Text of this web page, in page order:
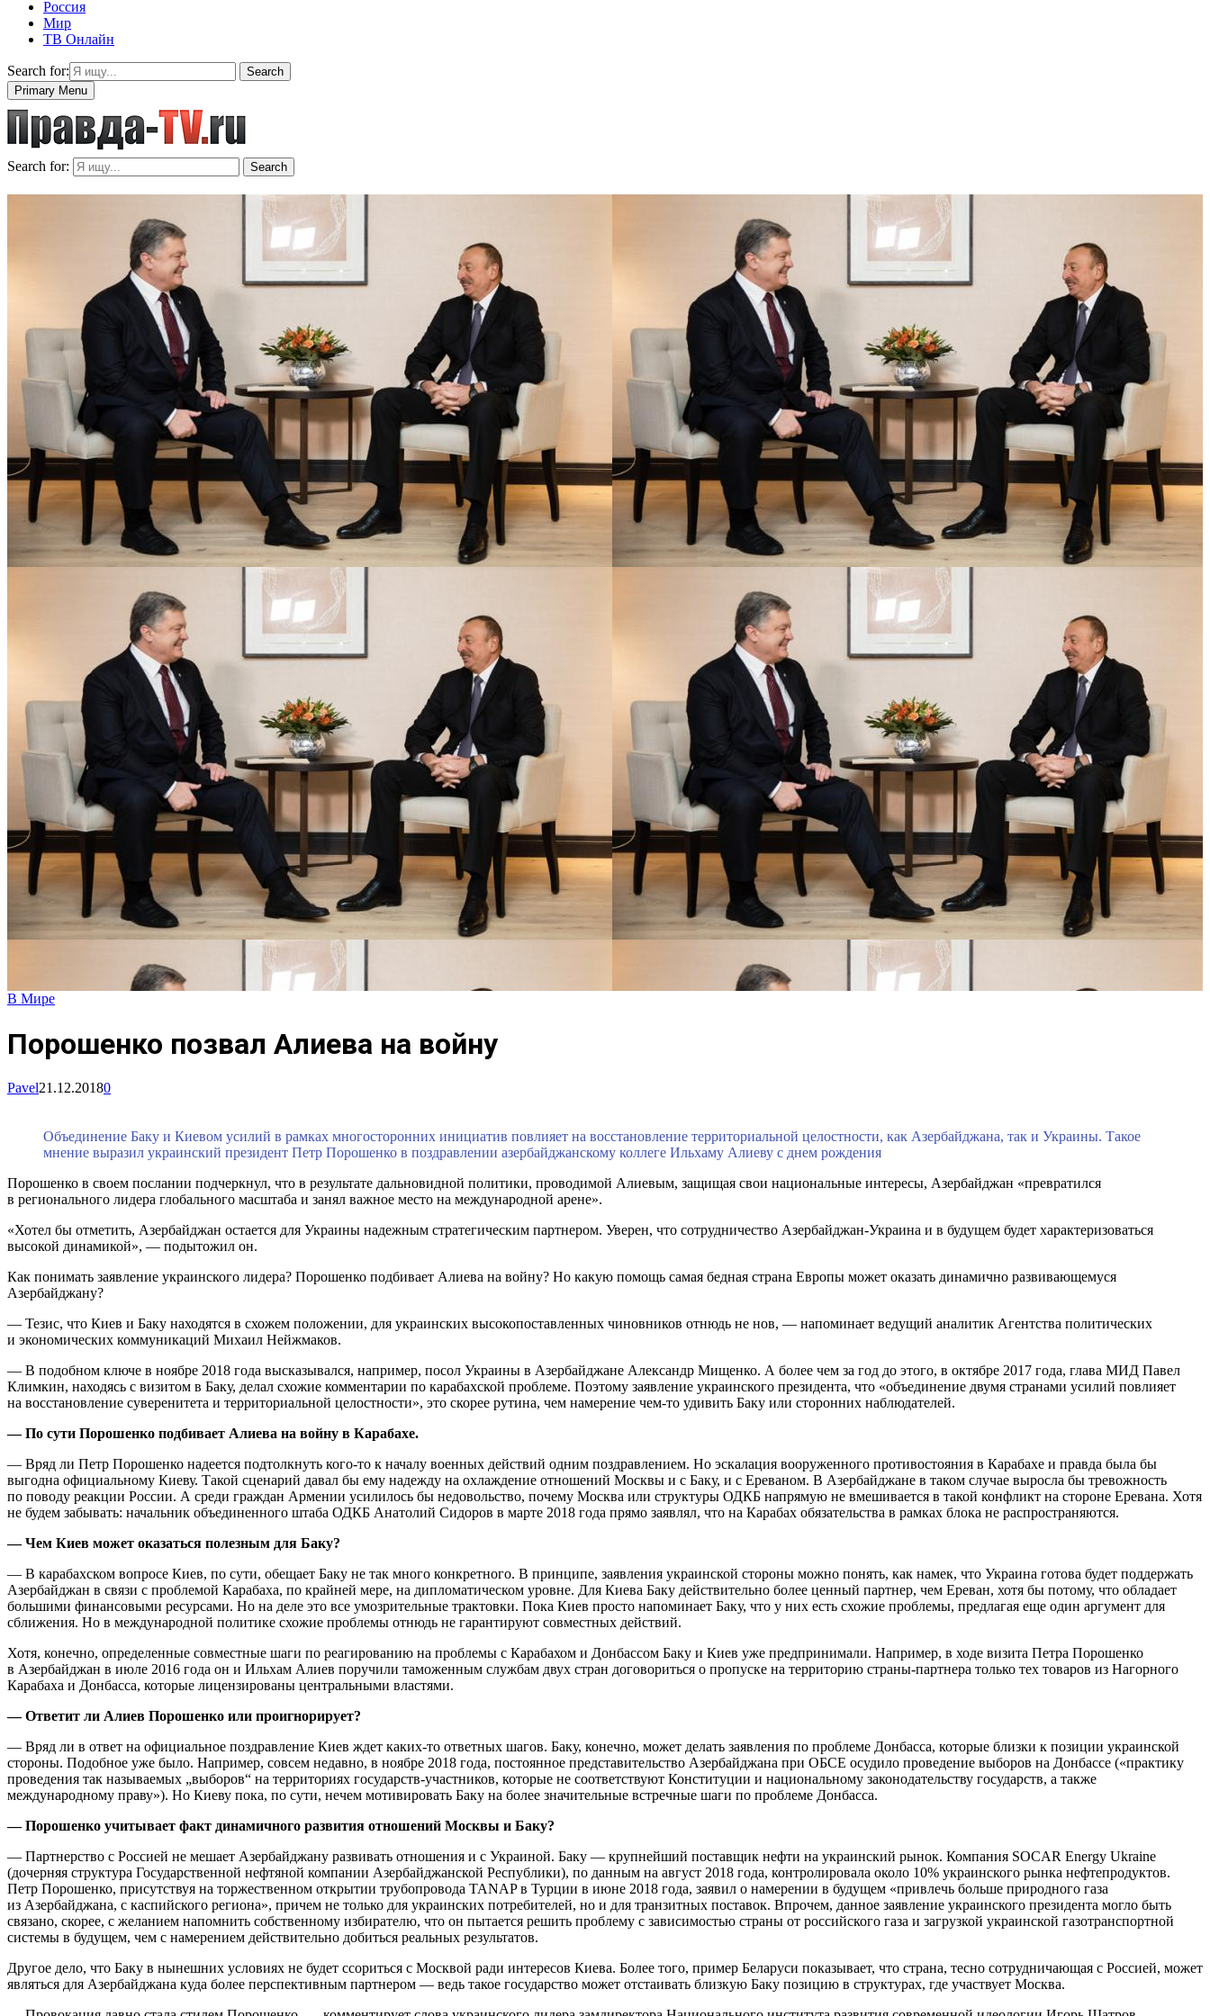
Россия
Мир
ТВ Онлайн
Search for:
Search
Primary Menu
Search for: Search
В Мире
Порошенко позвал Алиева на войну
Pavel21.12.20180
Объединение Баку и Киевом усилий в рамках многосторонних инициатив повлияет на восстановление территориальной целостности, как Азербайджана, так и Украины. Такое
мнение выразил украинский президент Петр Порошенко в поздравлении азербайджанскому коллеге Ильхаму Алиеву с днем рождения
Порошенко в своем послании подчеркнул, что в результате дальновидной политики, проводимой Алиевым, защищая свои национальные интересы, Азербайджан «превратился
в регионального лидера глобального масштаба и занял важное место на международной арене».
«Хотел бы отметить, Азербайджан остается для Украины надежным стратегическим партнером. Уверен, что сотрудничество Азербайджан-Украина и в будущем будет характеризоваться
высокой динамикой», — подытожил он.
Как понимать заявление украинского лидера? Порошенко подбивает Алиева на войну? Но какую помощь самая бедная страна Европы может оказать динамично развивающемуся
Азербайджану?
— Тезис, что Киев и Баку находятся в схожем положении, для украинских высокопоставленных чиновников отнюдь не нов, — напоминает ведущий аналитик Агентства политических
и экономических коммуникаций Михаил Нейжмаков.
— В подобном ключе в ноябре 2018 года высказывался, например, посол Украины в Азербайджане Александр Мищенко. А более чем за год до этого, в октябре 2017 года, глава МИД Павел
Климкин, находясь с визитом в Баку, делал схожие комментарии по карабахской проблеме. Поэтому заявление украинского президента, что «объединение двумя странами усилий повлияет
на восстановление суверенитета и территориальной целостности», это скорее рутина, чем намерение чем-то удивить Баку или сторонних наблюдателей.
— По сути Порошенко подбивает Алиева на войну в Карабахе.
— Вряд ли Петр Порошенко надеется подтолкнуть кого-то к началу военных действий одним поздравлением. Но эскалация вооруженного противостояния в Карабахе и правда была бы
выгодна официальному Киеву. Такой сценарий давал бы ему надежду на охлаждение отношений Москвы и с Баку, и с Ереваном. В Азербайджане в таком случае выросла бы тревожность
по поводу реакции России. А среди граждан Армении усилилось бы недовольство, почему Москва или структуры ОДКБ напрямую не вмешивается в такой конфликт на стороне Еревана. Хотя
не будем забывать: начальник объединенного штаба ОДКБ Анатолий Сидоров в марте 2018 года прямо заявлял, что на Карабах обязательства в рамках блока не распространяются.
— Чем Киев может оказаться полезным для Баку?
— В карабахском вопросе Киев, по сути, обещает Баку не так много конкретного. В принципе, заявления украинской стороны можно понять, как намек, что Украина готова будет поддержать
Азербайджан в связи с проблемой Карабаха, по крайней мере, на дипломатическом уровне. Для Киева Баку действительно более ценный партнер, чем Ереван, хотя бы потому, что обладает
большими финансовыми ресурсами. Но на деле это все умозрительные трактовки. Пока Киев просто напоминает Баку, что у них есть схожие проблемы, предлагая еще один аргумент для
сближения. Но в международной политике схожие проблемы отнюдь не гарантируют совместных действий.
Хотя, конечно, определенные совместные шаги по реагированию на проблемы с Карабахом и Донбассом Баку и Киев уже предпринимали. Например, в ходе визита Петра Порошенко
в Азербайджан в июле 2016 года он и Ильхам Алиев поручили таможенным службам двух стран договориться о пропуске на территорию страны-партнера только тех товаров из Нагорного
Карабаха и Донбасса, которые лицензированы центральными властями.
— Ответит ли Алиев Порошенко или проигнорирует?
— Вряд ли в ответ на официальное поздравление Киев ждет каких-то ответных шагов. Баку, конечно, может делать заявления по проблеме Донбасса, которые близки к позиции украинской
стороны. Подобное уже было. Например, совсем недавно, в ноябре 2018 года, постоянное представительство Азербайджана при ОБСЕ осудило проведение выборов на Донбассе («практику
проведения так называемых „выборов“ на территориях государств-участников, которые не соответствуют Конституции и национальному законодательству государств, а также
международному праву»). Но Киеву пока, по сути, нечем мотивировать Баку на более значительные встречные шаги по проблеме Донбасса.
— Порошенко учитывает факт динамичного развития отношений Москвы и Баку?
— Партнерство с Россией не мешает Азербайджану развивать отношения и с Украиной. Баку — крупнейший поставщик нефти на украинский рынок. Компания SOCAR Energy Ukraine
(дочерняя структура Государственной нефтяной компании Азербайджанской Республики), по данным на август 2018 года, контролировала около 10% украинского рынка нефтепродуктов.
Петр Порошенко, присутствуя на торжественном открытии трубопровода TANAP в Турции в июне 2018 года, заявил о намерении в будущем «привлечь больше природного газа
из Азербайджана, с каспийского региона», причем не только для украинских потребителей, но и для транзитных поставок. Впрочем, данное заявление украинского президента могло быть
связано, скорее, с желанием напомнить собственному избирателю, что он пытается решить проблему с зависимостью страны от российского газа и загрузкой украинской газотранспортной
системы в будущем, чем с намерением действительно добиться реальных результатов.
Другое дело, что Баку в нынешних условиях не будет ссориться с Москвой ради интересов Киева. Более того, пример Беларуси показывает, что страна, тесно сотрудничающая с Россией, может
являться для Азербайджана куда более перспективным партнером — ведь такое государство может отстаивать близкую Баку позицию в структурах, где участвует Москва.